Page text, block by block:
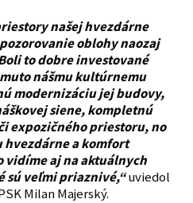
našej hvezdárne
oblohy naozaj
to dobre investované
nášmu kultúrnemu
modernizáciu jej budovy,
siene, kompletnú
expozičného priestoru, no
a komfort
vidíme aj na aktuálnych
sú veľmi priaznivé,“uviedol
Milan Majerský.